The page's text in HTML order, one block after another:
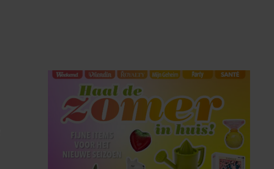
HET LAATSTE
SHOWBIZZ NIEUWS IN
UW INBOX?
Met de Showbuzz-nieuwsbrief krijgt u twee keer per
week alle buzz over de showbizz en de royals in uw